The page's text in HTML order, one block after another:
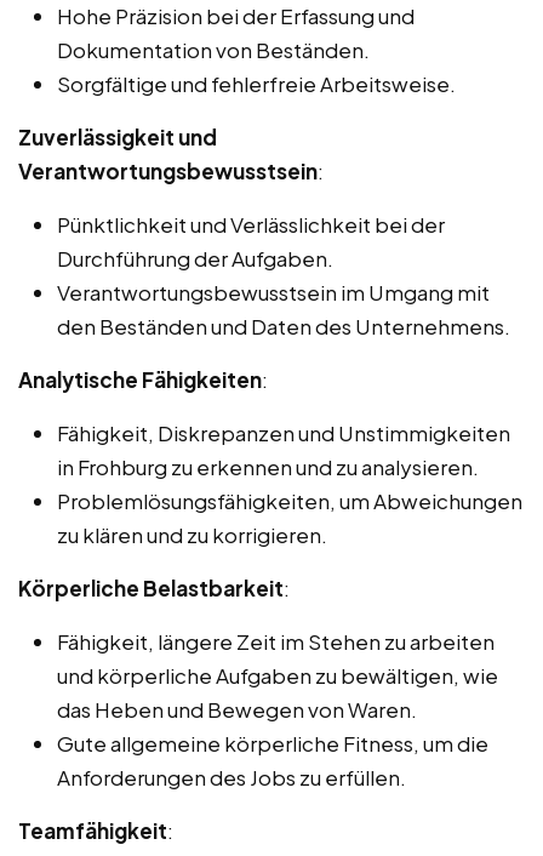
Hohe Präzision bei der Erfassung und
Dokumentation von Beständen.
Sorgfältige und fehlerfreie Arbeitsweise.
Zuverlässigkeit und
Verantwortungsbewusstsein:
Pünktlichkeit und Verlässlichkeit bei der
Durchführung der Aufgaben.
Verantwortungsbewusstsein im Umgang mit
den Beständen und Daten des Unternehmens.
Analytische Fähigkeiten:
Fähigkeit, Diskrepanzen und Unstimmigkeiten
in Frohburg zu erkennen und zu analysieren.
Problemlösungsfähigkeiten, um Abweichungen
zu klären und zu korrigieren.
Körperliche Belastbarkeit:
Fähigkeit, längere Zeit im Stehen zu arbeiten
und körperliche Aufgaben zu bewältigen, wie
das Heben und Bewegen von Waren.
Gute allgemeine körperliche Fitness, um die
Anforderungen des Jobs zu erfüllen.
Teamfähigkeit: